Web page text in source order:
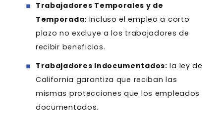
Trabajadores Temporales y de
Temporada: incluso el empleo a corto
plazo no excluye a los trabajadores de
recibir beneficios.
Trabajadores Indocumentados: la ley de
California garantiza que reciban las
mismas protecciones que los empleados
documentados.